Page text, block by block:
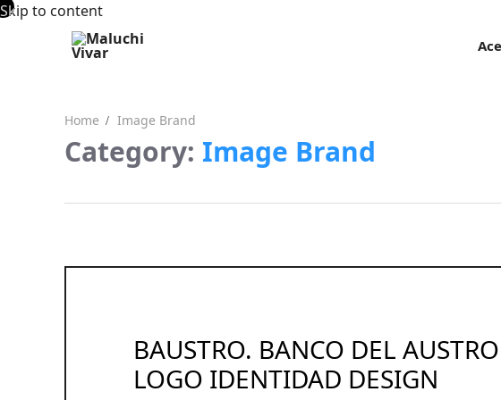
Skip to content
Home Image Brand
Category: Image Brand
BAUSTRO. BANCO DEL
LOGO IDENTIDAD DESIGN